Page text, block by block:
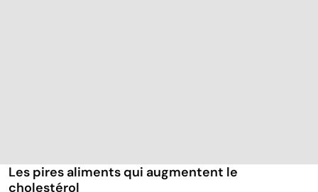
Les pires aliments qui augmentent le
cholestérol